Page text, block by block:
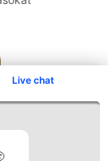
Live chat